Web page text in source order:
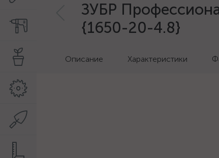
ЗУБР
{1650-20-4.8}
Описание Характеристики